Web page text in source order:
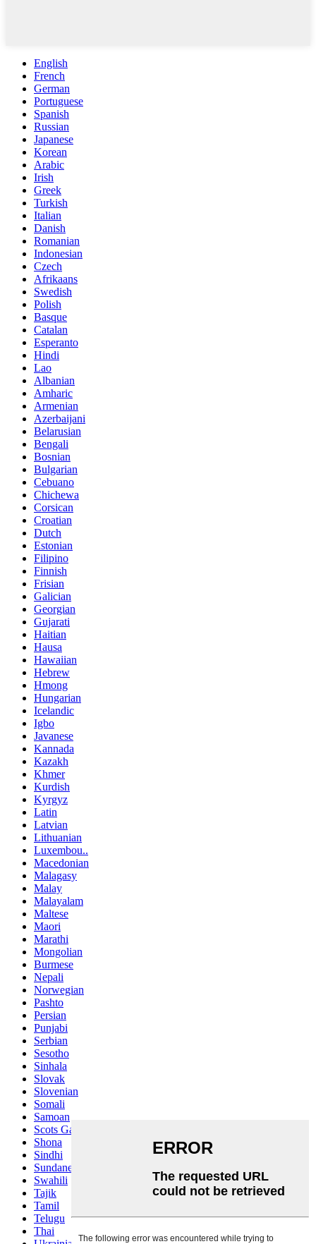
English
French
German
Portuguese
Spanish
Russian
Japanese
Korean
Arabic
Irish
Greek
Turkish
Italian
Danish
Romanian
Indonesian
Czech
Afrikaans
Swedish
Polish
Basque
Catalan
Esperanto
Hindi
Lao
Albanian
Amharic
Armenian
Azerbaijani
Belarusian
Bengali
Bosnian
Bulgarian
Cebuano
Chichewa
Corsican
Croatian
Dutch
Estonian
Filipino
Finnish
Frisian
Galician
Georgian
Gujarati
Haitian
Hausa
Hawaiian
Hebrew
Hmong
Hungarian
Icelandic
Igbo
Javanese
Kannada
Kazakh
Khmer
Kurdish
Kyrgyz
Latin
Latvian
Lithuanian
Luxembou..
Macedonian
Malagasy
Malay
Malayalam
Maltese
Maori
Marathi
Mongolian
Burmese
Nepali
Norwegian
Pashto
Persian
Punjabi
Serbian
Sesotho
Sinhala
Slovak
Slovenian
Somali
Samoan
Scots Gaelic
Shona
Sindhi
Sundanese
Swahili
Tajik
Tamil
Telugu
Thai